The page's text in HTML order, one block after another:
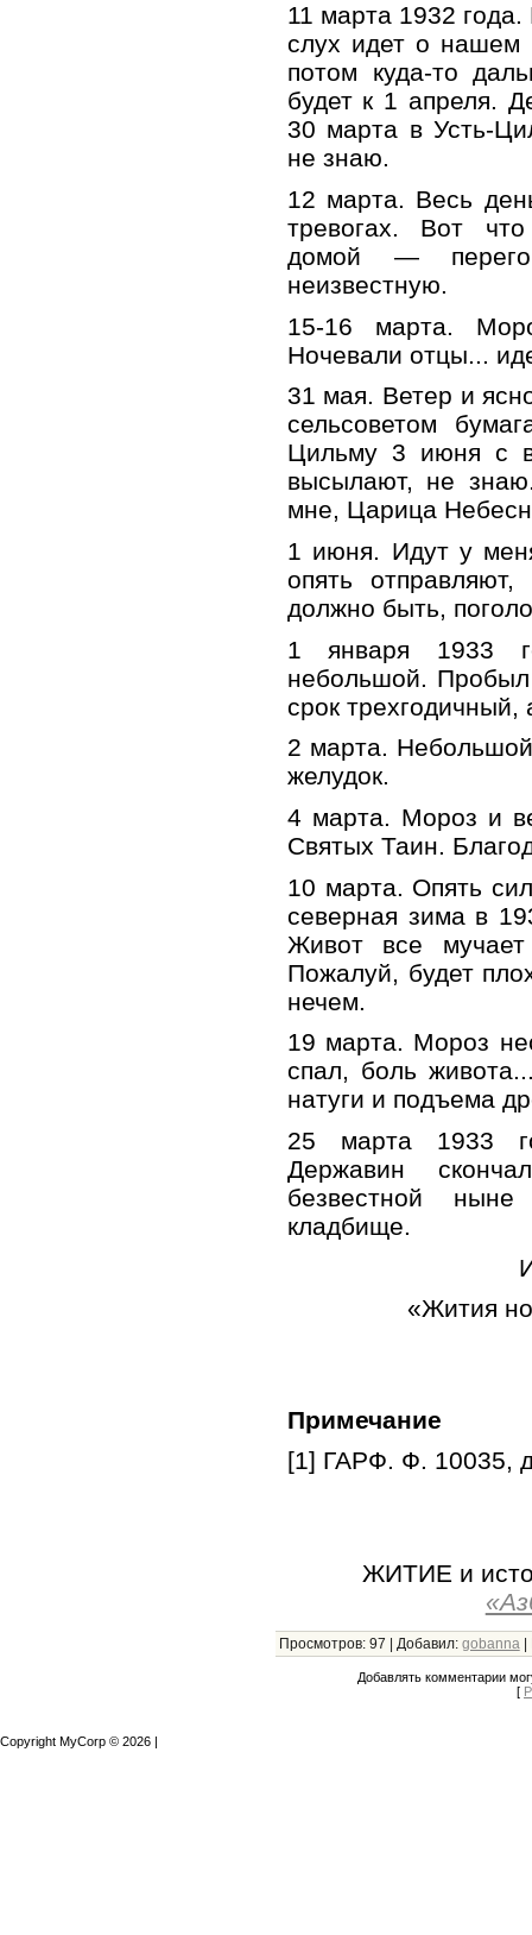
11 марта 1932
слух идет о нашем
потом куда-то
будет к 1 апреля.
30 марта в Усть-
не знаю.
12 марта. Весь
тревогах. Вот
домой —
неизвестную.
15-16 марта.
Ночевали отцы...
31 мая. Ветер и
сельсоветом
Цильму 3 июня с
высылают, не
мне, Царица
1 июня. Идут у
опять
должно быть,
1 января 1933
небольшой.
срок трехгодичный,
2 марта.
желудок.
4 марта. Мороз и
Святых Таин.
10 марта. Опять
северная зима в
Живот все
Пожалуй, будет
нечем.
19 марта. Мороз
спал, боль
натуги и подъема
25 марта 1933
Державин
безвестной
кладбище.
«Жития
Примечание
[1] ГАРФ. Ф. 10035,
ЖИТИЕ и
Просмотров: 97 | Добавил: gobanna |
Добавлять комментарии
[
Copyright MyCorp © 2026 |